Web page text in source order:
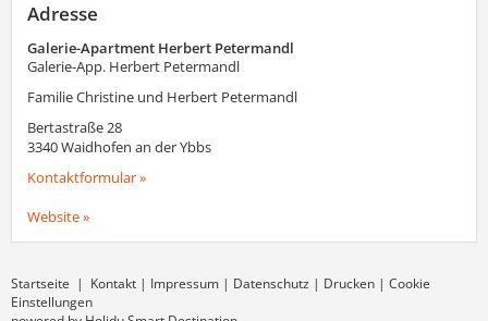
Adresse
Galerie-Apartment Herbert Petermandl
Galerie-App. Herbert Petermandl
Familie Christine und Herbert Petermandl
Bertastraße 28
3340Waidhofen an der Ybbs
Kontaktformular »
Website »
Startseite | Kontakt | Impressum | Datenschutz | Drucken | Cookie
Einstellungen